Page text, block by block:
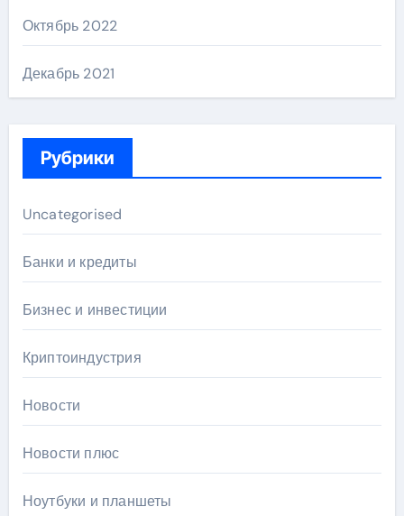
Октябрь 2022
Декабрь 2021
Рубрики
Uncategorised
Банки и кредиты
Бизнес и инвестиции
Криптоиндустрия
Новости
Новости плюс
Ноутбуки и планшеты